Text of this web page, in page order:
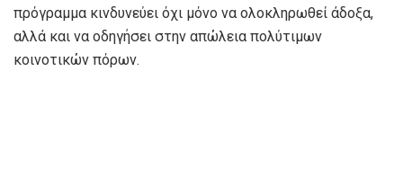
πρόγραμμα κινδυνεύει όχι μόνο να ολοκληρωθεί άδοξα,
αλλά και να οδηγήσει στην απώλεια πολύτιμων
κοινοτικών πόρων.